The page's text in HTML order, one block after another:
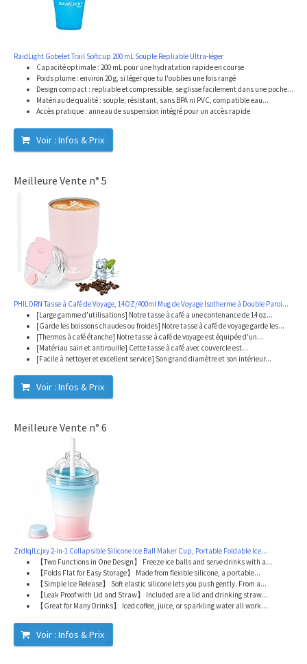
RaidLight Gobelet Trail Softcup 200 mL Souple Repliable Ultra-léger
Capacité optimale : 200 mL pour une hydratation rapide en course
Poids plume : environ 20 g, si léger que tu l'oublies une fois rangé
Design compact : repliable et compressible, se glisse facilement dans une poche...
Matériau de qualité : souple, résistant, sans BPA ni PVC, compatible eau...
Accès pratique : anneau de suspension intégré pour un accès rapide
Voir : Infos & Prix
Meilleure Vente n° 5
PHILORN Tasse à Café de Voyage, 14OZ/400ml Mug de Voyage Isotherme à Double Paroi...
[Large gamme d'utilisations] Notre tasse à café a une contenance de 14 oz...
[Garde les boissons chaudes ou froides] Notre tasse à café de voyage garde les...
[Thermos à café étanche] Notre tasse à café de voyage est équipée d'un...
[Matériau sain et antirouille] Cette tasse à café avec couvercle est...
[Facile à nettoyer et excellent service] Son grand diamètre et son intérieur...
Voir : Infos & Prix
Meilleure Vente n° 6
ZrdlqlLcjxy 2-in-1 Collapsible Silicone Ice Ball Maker Cup, Portable Foldable Ice...
【Two Functions in One Design】 Freeze ice balls and serve drinks with a...
【Folds Flat for Easy Storage】 Made from flexible silicone, a portable...
【Simple Ice Release】 Soft elastic silicone lets you push gently. From a...
【Leak Proof with Lid and Straw】 Included are a lid and drinking straw...
【Great for Many Drinks】 Iced coffee, juice, or sparkling water all work...
Voir : Infos & Prix